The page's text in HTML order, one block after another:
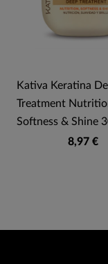
Kativa Keratina
Treatment
Softness & Shine
8,97 €